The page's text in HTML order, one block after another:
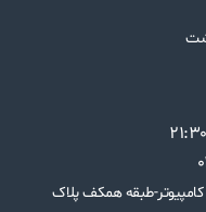
کامپیوتر-طبقه همکف پلاک